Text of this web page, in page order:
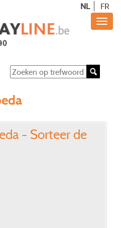
NL FR
- Sorteer de